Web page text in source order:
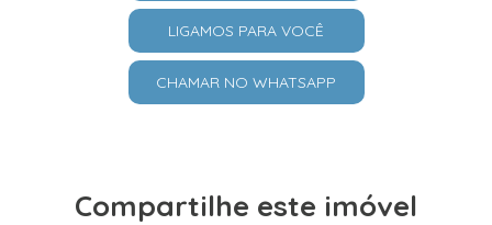
LIGAMOS PARA VOCÊ
CHAMAR NO WHATSAPP
Compartilhe este imóvel